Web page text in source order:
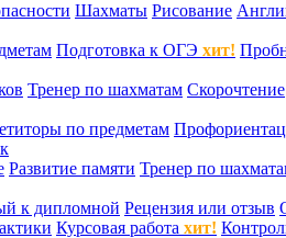
Шахматы Рисование
Подготовка к ОГЭ хит!
Тренер по шахматам Скорочтение
по предметам
Развитие памяти Тренер по
к дипломной Рецензия или отзыв
Курсовая работа хит!